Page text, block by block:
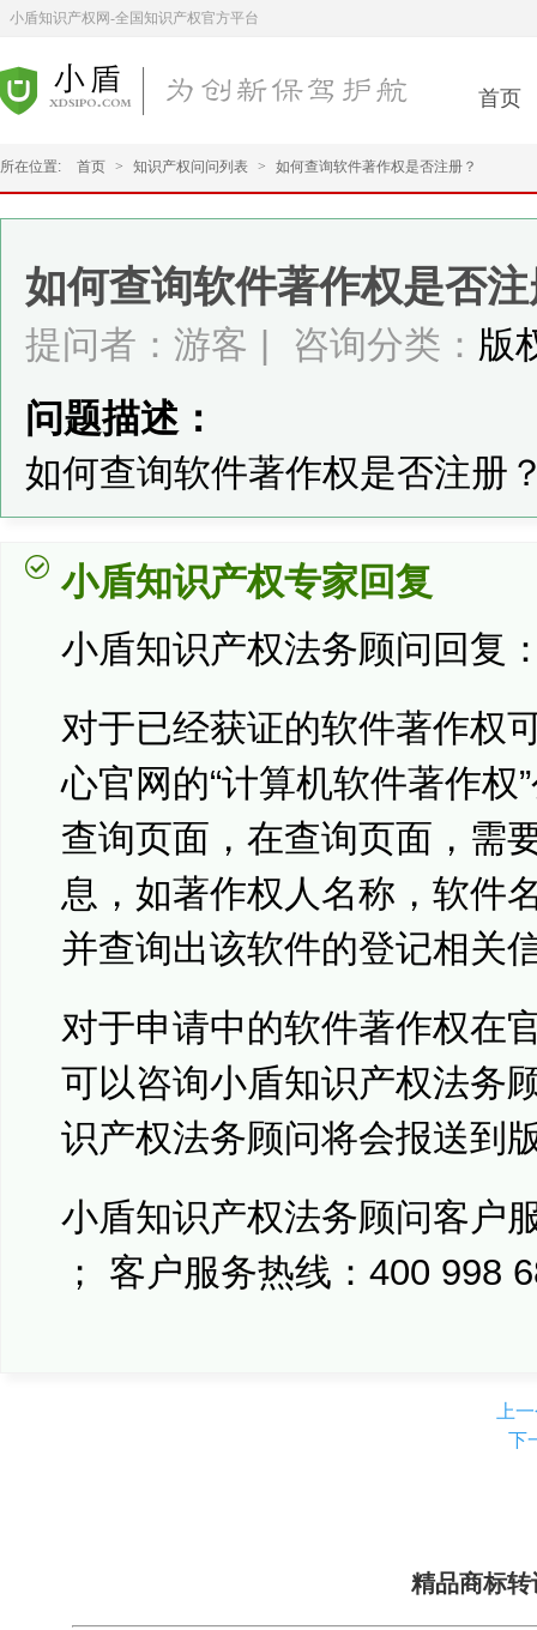
小盾知识产权网-全国知识产权官方平台
首页
所在位置: 首页 > 知识产权问问列表 > 如何查询软件著作权是否注册？
如何查询软件著作权是否
提问者：游客 咨询分类： 版
问题描述：
如何查询软件著作权是否注册
小盾知识产权专家回复
小盾知识产权法务顾问回复
对于已经获证的软件著作权
心官网的“计算机软件著作权
查询页面，在查询页面，需
息，如著作权人名称，软件
并查询出该软件的登记相关
对于申请中的软件著作权在
可以咨询小盾知识产权法务
识产权法务顾问将会报送到
小盾知识产权法务顾问客户
； 客户服务热线：400 998
上
下
精品商标转